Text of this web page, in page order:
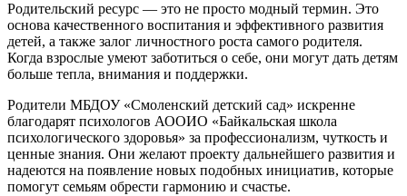
Родительский ресурс — это не просто модный термин. Это
основа качественного воспитания и эффективного развития
детей, а также залог личностного роста самого родителя.
Когда взрослые умеют заботиться о себе, они могут дать детям
больше тепла, внимания и поддержки.
Родители МБДОУ «Смоленский детский сад» искренне
благодарят психологов АООИО «Байкальская школа
психологического здоровья» за профессионализм, чуткость и
ценные знания. Они желают проекту дальнейшего развития и
надеются на появление новых подобных инициатив, которые
помогут семьям обрести гармонию и счастье.